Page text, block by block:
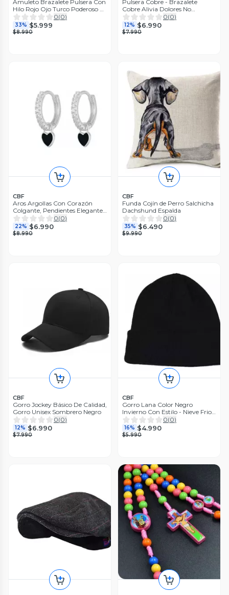
Amuleto Brazalete Pulsera Con
Hilo Rojo Ojo Turco Poderoso 0
Cm 2.54 Cm 0(0)
33% $5.999
$8.990
Pulsera Cobre - Brazalete
Cobre Alivia Dolores No
Invasivo
0(0)
12% $6.990
$7.990
CBF
Aros Argollas Con Corazón
Colgante, Pendientes Elegantes
Negro
0(0)
22% $6.990
$8.990
CBF
Funda Cojín de Perro Salchicha
Dachshund Espalda
0(0)
35% $6.490
$9.990
CBF
Gorro Jockey Básico De Calidad,
Gorro Unisex Sombrero Negro
0(0)
12% $6.990
$7.990
CBF
Gorro Lana Color Negro
Invierno Con Estilo - Nieve Frio
Negro
0(0)
16% $4.990
$5.990